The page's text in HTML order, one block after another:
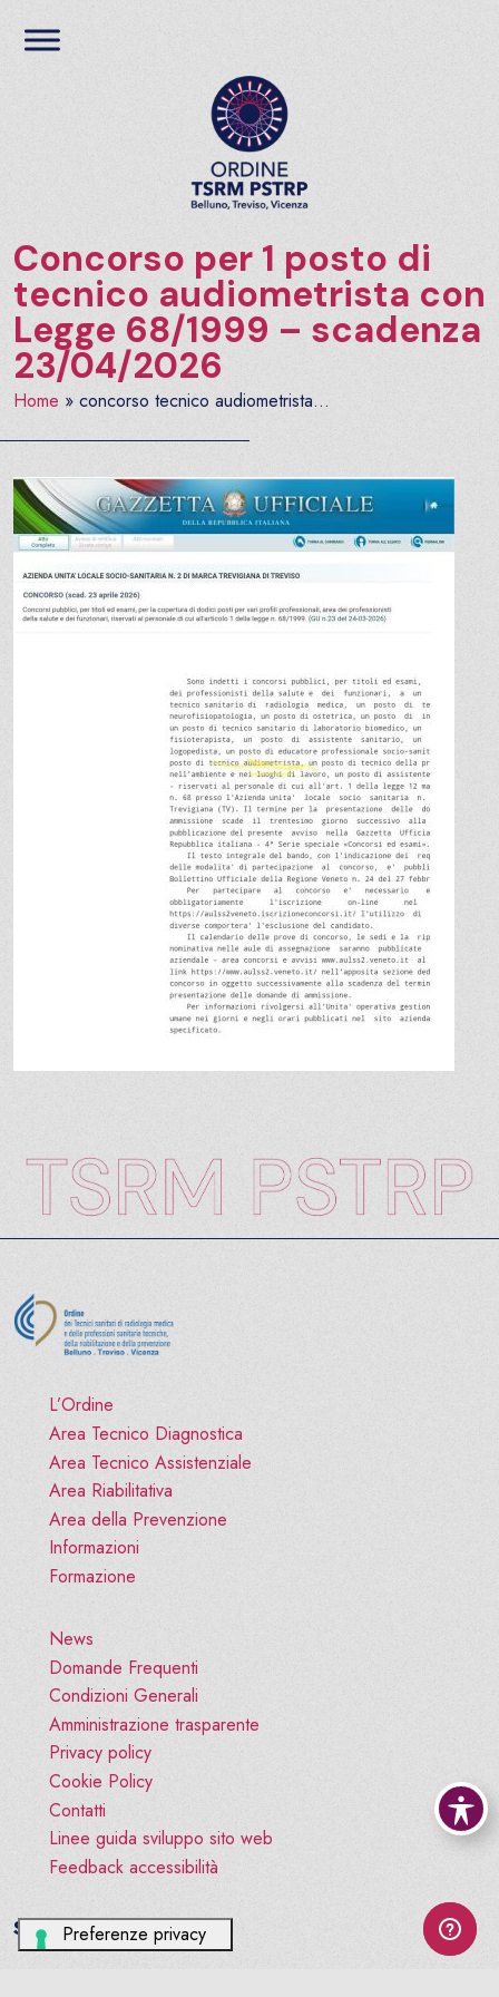
Concorso per 1 posto di
tecnico audiometrista con
Legge 68/1999 – scadenza
23/04/2026
Home » concorso tecnico audiometrista...
L’Ordine
Area Tecnico Diagnostica
Area Tecnico Assistenziale
Area Riabilitativa
Area della Prevenzione
Informazioni
Formazione
News
Domande Frequenti
Condizioni Generali
Amministrazione trasparente
Privacy policy
Cookie Policy
Contatti
Linee guida sviluppo sito web
Feedback accessibilità
Social